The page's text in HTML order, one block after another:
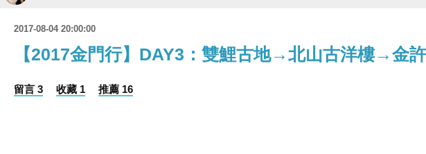
2017-08-04 20:00:00
【2017金門行】DAY3：雙鯉古地→北山古洋樓→金
留言 3 收藏 1 推薦 16